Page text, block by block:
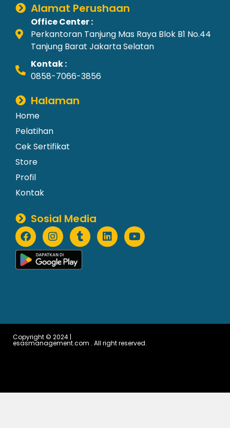
Alamat Perushaan
Office Center :
Perkantoran Tanjung Mas Raya Blok B1 No.44
Tanjung Barat Jakarta Selatan
Kontak :
0858-7066-3856
Halaman
Home
Pelatihan
Cek Sertifikat
Store
Profil
Kontak
Sosial Media
Copyright © 2024 |
esasmanagement.com . All right reserved.